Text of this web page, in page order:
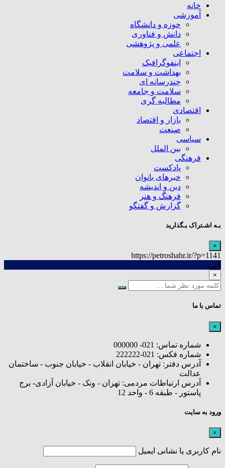
خانه
آموزشی
حوزه و دانشگاه
دانش و فناوری
علمی و پژوهشی
اجتماعی
اینفوگرافیک
بهداشت و سلامت
چندرسانه ای
سلامت و جامعه
مطالبه گری
اقتصادی
بازار و اقتصاد
صنعت
سیاسی
بین الملل
فرهنگی
پادکست
خبرهای بانوان
دین و اندیشه
فرهنگ و هنر
گزارش و گفتگو
بـه اشـتراک بـگذارید
×
https://petroshahr.ir/?p=1141
کپی
×
تماس با ما
×
شماره تماس: 021- 000000
شماره فکس: 021-222222
آدرس دفتر: تهران - خیابان انقلاب - خیابان جنوب - ساختمان
عدالت
آدرس ارتباطات مردمی: تهران - ونک - خیابان آزادی- برج
پاستور - طبقه 6 - واحد 12
ورود به سایت
×
نام کاربری یا نشانی ایمیل